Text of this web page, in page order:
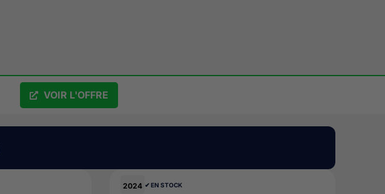
VOIR L'OFFRE
2024 ✔︎ EN STOCK